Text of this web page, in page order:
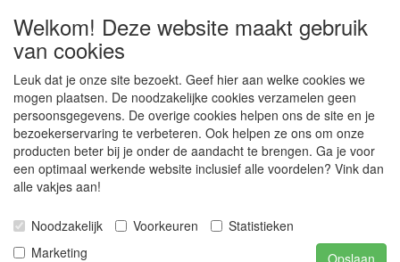
SOCIALE MEDIA
De webshop voor kunststof platen, folies, buizen
duurzame oplossingen.
Welkom! Deze website maakt gebruik
van cookies
Leuk dat je onze site bezoekt. Geef hier aan welke cookies we
mogen plaatsen. De noodzakelijke cookies verzamelen geen
persoonsgegevens. De overige cookies helpen ons de site en je
bezoekerservaring te verbeteren. Ook helpen ze ons om onze
producten beter bij je onder de aandacht te brengen. Ga je voor
een optimaal werkende website inclusief alle voordelen? Vink dan
alle vakjes aan!
Noodzakelijk Voorkeuren
Statistieken
Marketing
Opslaan